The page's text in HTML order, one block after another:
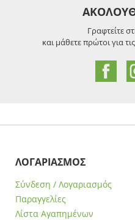
Γραφτείτε
και μάθετε πρώτοι για
ΛΟΓΑΡΙΑΣΜΟΣ
Σύνδεση / Λογαριασμός
Παραγγελίες
Λίστα Αγαπημένων